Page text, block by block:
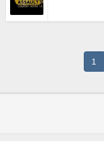
1